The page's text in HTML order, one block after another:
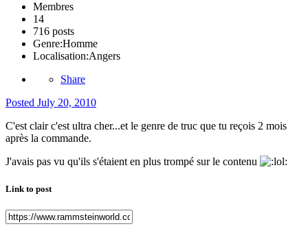
Membres
14
716 posts
Genre:Homme
Localisation:Angers
Share
Posted July 20, 2010
C'est clair c'est ultra cher...et le genre de truc que tu reçois 2 mois
après la commande.
J'avais pas vu qu'ils s'étaient en plus trompé sur le contenu
Link to post